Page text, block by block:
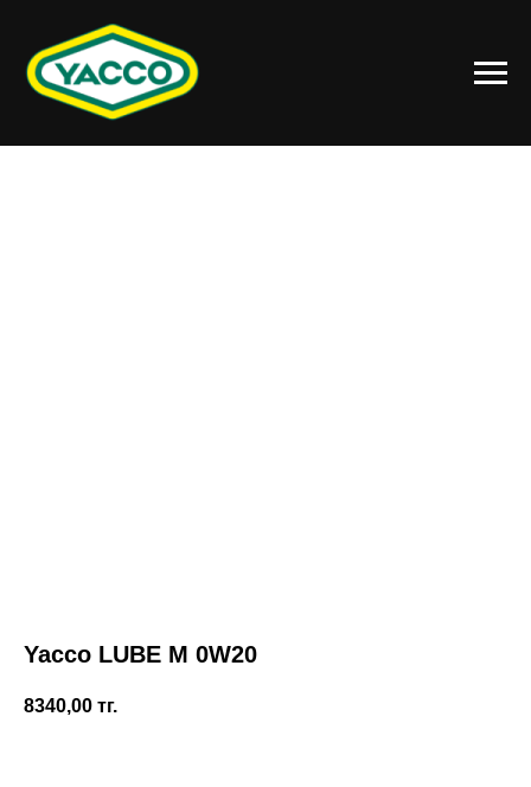
Yacco LUBE M 0W20
8340,00 тг.